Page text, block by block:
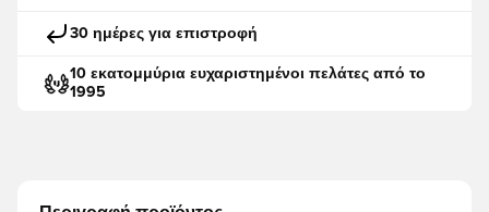
30 ημέρες για επιστροφή
10 εκατομμύρια ευχαριστημένοι πελάτες από το
1995